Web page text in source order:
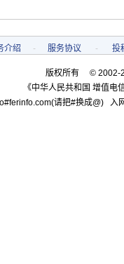
介绍 - 服务协议 - 投
版权所有 © 2002-
《中华人民共和国 增值电
请把#换成@)